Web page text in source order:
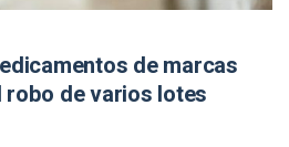
de marcas
de varios lotes